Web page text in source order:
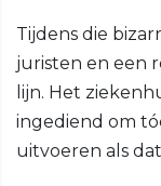
Tijdens die
juristen en een
lijn. Het
ingediend om
uitvoeren als